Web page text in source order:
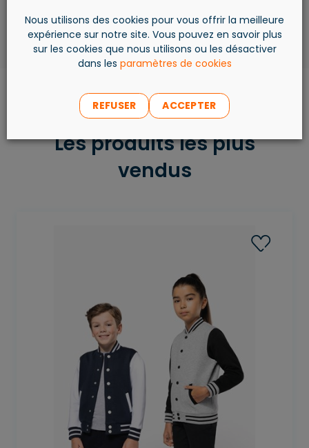
Les produits les plus
vendus
Nous utilisons des cookies pour vous offrir la meilleure
expérience sur notre site. Vous pouvez en savoir plus
sur les cookies que nous utilisons ou les désactiver
dans les paramètres de cookies
REFUSER ACCEPTER